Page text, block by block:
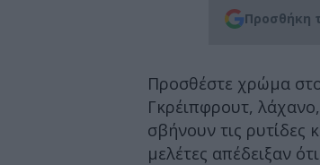
Προσθήκη
Προσθέστε χρώμα
Γκρέιπφρουτ, λάχανο,
σβήνουν τις ρυτίδες
μελέτες απέδειξαν